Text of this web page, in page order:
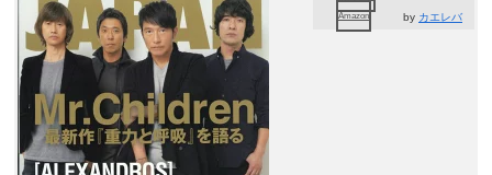
Amazon
by カエレバ